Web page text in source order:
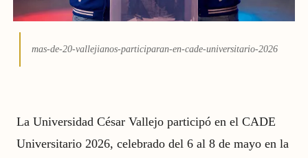
mas-de-20-vallejianos-participaran-en-cade-universitario-2026
La Universidad César Vallejo participó en el CADE
Universitario 2026, celebrado del 6 al 8 de mayo en la